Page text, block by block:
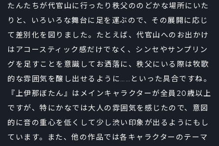
たんたちが代官山に行ったり秩父ののどかな場所にいた
りと、いろいろな舞台に足を運ぶので、その展開に応じ
て差別化を図りました。たとえば、代官山へのお出かけ
はアコースティック感だけでなく、シンセやサンプリン
グを足すことを意識してお洒落に、秩父にいる際は牧歌
的な雰囲気を醸し出せるように……といった具合ですね。
『上伊那ぼたん』はメインキャラクターが全員20歳以上
ですが、特にかなでは大人の雰囲気を感じたので、意図
的に音の重心を低くして少し渋い印象が出るようにもし
ています。また、他の作品では各キャラクターのテーマ